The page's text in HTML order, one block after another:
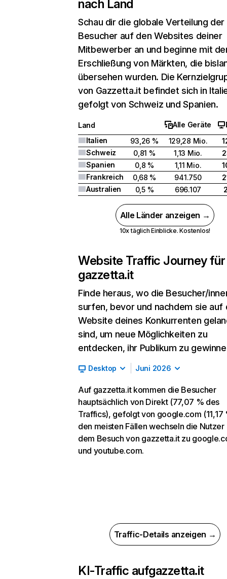
nach Land
Schau dir die globale Verteilung der
Besucher auf den Websites deiner
Mitbewerber an und beginne mit
Erschließung von Märkten, die
übersehen wurden. Die
von Gazzetta.it befindet sich in
gefolgt von Schweiz und Spanien.
Land Alle Geräte
Italien
93,26 % 129,28 Mio.
Schweiz
0,81 % 1,13 Mio.
Spanien
0,8 % 1,11 Mio.
Frankreich
0,68 % 941.750
Australien
0,5 % 696.107
Alle Länder anzeigen →
10x täglich Einblicke. Kostenlos!
Website Traffic Journey für
gazzetta.it
Finde heraus, wo die Besucher/
surfen, bevor und nachdem sie auf
Website deines Konkurrenten
sind, um neue Möglichkeiten zu
entdecken, ihr Publikum zu
Desktop Juni 2026
Auf gazzetta.it kommen die Besucher
hauptsächlich von Direkt (77,07 % des
Traffics), gefolgt von google.com (11,17
den meisten Fällen wechseln die Nutzer
dem Besuch von gazzetta.it zu
und youtube.com.
Traffic-Details anzeigen →
KI-Traffic aufgazzetta.it